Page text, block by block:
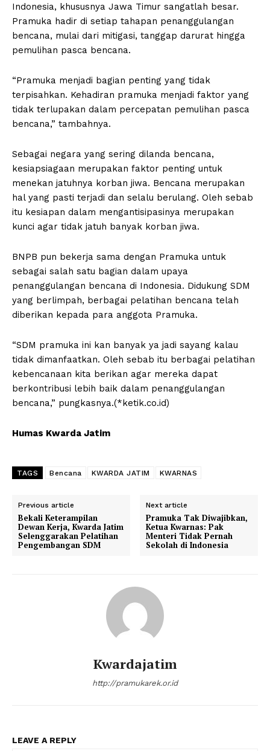
Indonesia, khususnya Jawa Timur sangatlah besar.
Pramuka hadir di setiap tahapan penanggulangan
bencana, mulai dari mitigasi, tanggap darurat hingga
pemulihan pasca bencana.
“Pramuka menjadi bagian penting yang tidak
terpisahkan. Kehadiran pramuka menjadi faktor yang
tidak terlupakan dalam percepatan pemulihan pasca
bencana,” tambahnya.
Sebagai negara yang sering dilanda bencana,
kesiapsiagaan merupakan faktor penting untuk
menekan jatuhnya korban jiwa. Bencana merupakan
hal yang pasti terjadi dan selalu berulang. Oleh sebab
itu kesiapan dalam mengantisipasinya merupakan
kunci agar tidak jatuh banyak korban jiwa.
BNPB pun bekerja sama dengan Pramuka untuk
sebagai salah satu bagian dalam upaya
penanggulangan bencana di Indonesia. Didukung SDM
yang berlimpah, berbagai pelatihan bencana telah
diberikan kepada para anggota Pramuka.
“SDM pramuka ini kan banyak ya jadi sayang kalau
tidak dimanfaatkan. Oleh sebab itu berbagai pelatihan
kebencanaan kita berikan agar mereka dapat
berkontribusi lebih baik dalam penanggulangan
bencana,” pungkasnya.(*ketik.co.id)
Humas Kwarda Jatim
TAGS Bencana KWARDA JATIM KWARNAS
Previous article
Bekali Keterampilan
Dewan Kerja, Kwarda Jatim
Selenggarakan Pelatihan
Pengembangan SDM
Next article
Pramuka Tak Diwajibkan,
Ketua Kwarnas: Pak
Menteri Tidak Pernah
Sekolah di Indonesia
Kwardajatim
http://pramukarek.or.id
LEAVE A REPLY